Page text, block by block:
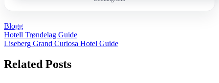
Blogg
Post
navigation
Hotell Trøndelag Guide
Liseberg Grand Curiosa Hotel Guide
Related Posts